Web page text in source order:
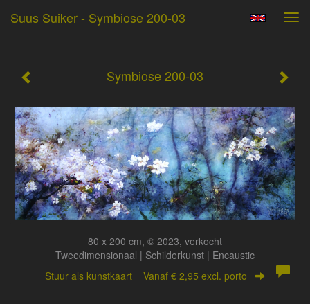
Suus Suiker - Symbiose 200-03
Symbiose 200-03
80 x 200 cm, © 2023, verkocht
Tweedimensionaal | Schilderkunst | Encaustic
Stuur als kunstkaart Vanaf € 2,95 excl. porto